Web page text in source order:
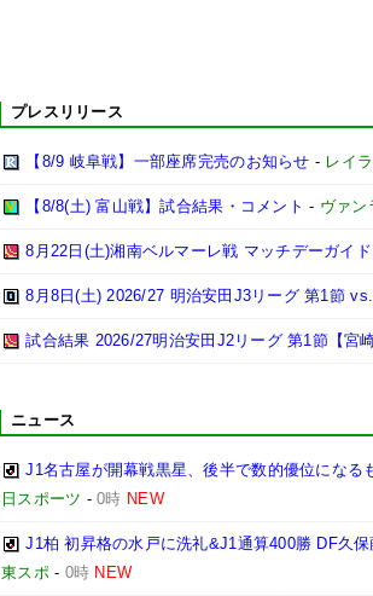
プレスリリース
【8/9 岐阜戦】一部座席完売のお知らせ - レイ
【8/8(土) 富山戦】試合結果・コメント - ヴァン
8月22日(土)湘南ベルマーレ戦 マッチデーガイド
8月8日(土) 2026/27 明治安田J3リーグ 第1節
試合結果 2026/27明治安田J2リーグ 第1節【宮
ニュース
J1名古屋が開幕戦黒星、後半で数的優位にな
日スポーツ -0時 NEW
J1柏 初昇格の水戸に洗礼&J1通算400勝 DF久
東スポ- 0時 NEW